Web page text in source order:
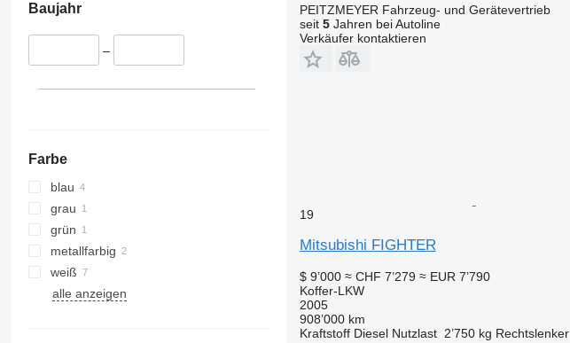
Baujahr
–
Farbe
blau
grau
grün
metallfarbig
weiß
alle anzeigen
PEITZMEYER Fahrzeug- und Gerätevertrieb
seit 5Jahren bei Autoline
Verkäufer kontaktieren
19
Mitsubishi FIGHTER
$ 9’000 ≈ CHF 7’279 ≈ EUR 7’790
Koffer-LKW
2005
908’000 km
Kraftstoff Diesel Nutzlast 2’750 kg Rechtslenker